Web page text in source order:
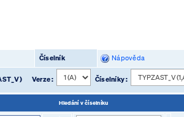
Číselník Nápověda
Verze : Číselníky :
Hledání v číselníku